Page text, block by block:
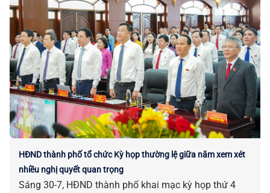
HĐND thành phố tổ chức Kỳ họp thường lệ giữa năm xem xét
nhiều nghị quyết quan trọng
Sáng 30-7, HĐND thành phố khai mạc kỳ họp thứ 4